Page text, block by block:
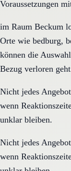
Voraussetzungen
im Raum Beckum
Orte wie bedburg,
können die
Bezug verloren
Nicht jedes
wenn
unklar bleiben.
Nicht jedes
wenn